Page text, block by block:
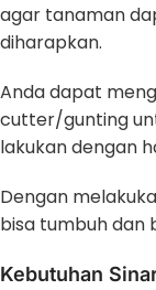
agar tanaman
diharapkan.
Anda dapat
cutter/gunting
lakukan dengan
Dengan
bisa tumbuh dan
Kebutuhan